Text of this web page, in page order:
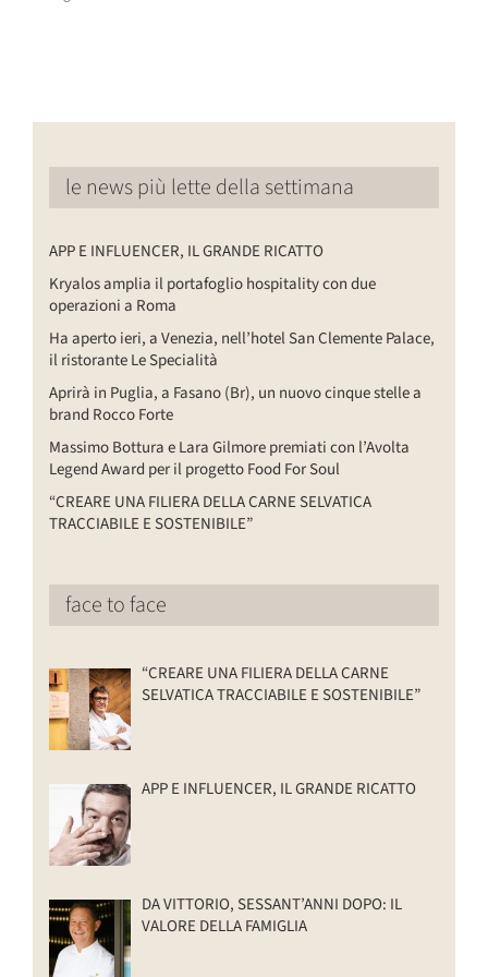
le news più lette della settimana
APP E INFLUENCER, IL GRANDE RICATTO
Kryalos amplia il portafoglio hospitality con due
operazioni a Roma
Ha aperto ieri, a Venezia, nell’hotel San Clemente Palace,
il ristorante Le Specialità
Aprirà in Puglia, a Fasano (Br), un nuovo cinque stelle a
brand Rocco Forte
Massimo Bottura e Lara Gilmore premiati con l’Avolta
Legend Award per il progetto Food For Soul
“CREARE UNA FILIERA DELLA CARNE SELVATICA
TRACCIABILE E SOSTENIBILE”
face to face
“CREARE UNA FILIERA DELLA CARNE
SELVATICA TRACCIABILE E SOSTENIBILE”
APP E INFLUENCER, IL GRANDE RICATTO
DA VITTORIO, SESSANT’ANNI DOPO: IL
VALORE DELLA FAMIGLIA